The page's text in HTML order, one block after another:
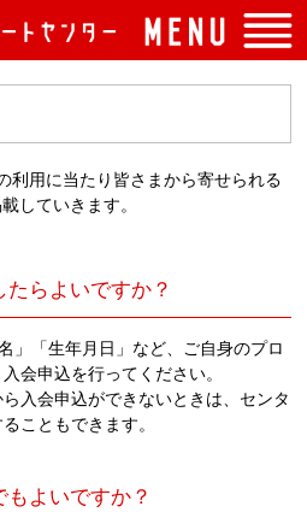
プページ
ベント案内
ある質問
アクセス
い合わせ
利用に当たり皆さまから寄せられる
していきます。
らよいですか？
」「生年月日」など、ご自身のプロ
会申込を行ってください。
入会申込ができないときは、センタ
こともできます。
よいですか？